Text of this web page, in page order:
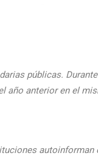
públicas.
año anterior en el
autoinforman